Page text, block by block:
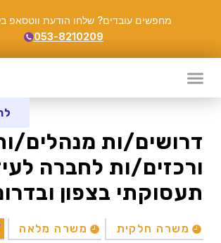
מחפשים עובדים? שלחו הודעת ווטסאפ
053-8210209
דרושים/ות מנהלים/
ורכזים/ות לחברה
תעסוקתי בצפון
משרה חלקית משרה מלאה